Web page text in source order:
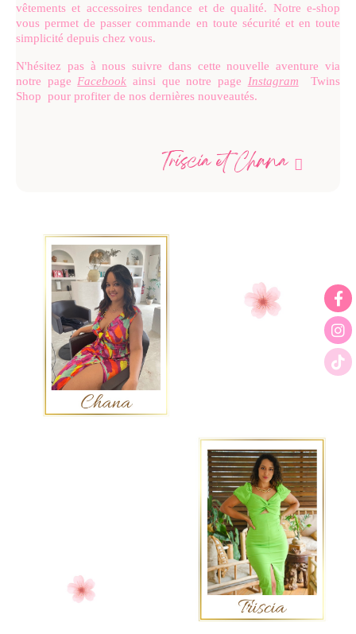
vêtements et accessoires tendance et de qualité. Notre e-shop
vous permet de passer commande en toute sécurité et en toute
simplicité depuis chez vous.
N'hésitez pas à nous suivre dans cette nouvelle aventure via
notre page Facebook ainsi que notre page Instagram
Twins
Shop pour profiter de nos dernières nouveautés.
Triscia et Chana